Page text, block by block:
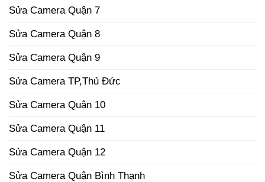
Sửa Camera Quận 7
Sửa Camera Quận 8
Sửa Camera Quận 9
Sửa Camera TP,Thủ Đức
Sửa Camera Quận 10
Sửa Camera Quận 11
Sửa Camera Quận 12
Sửa Camera Quận Bình Thạnh